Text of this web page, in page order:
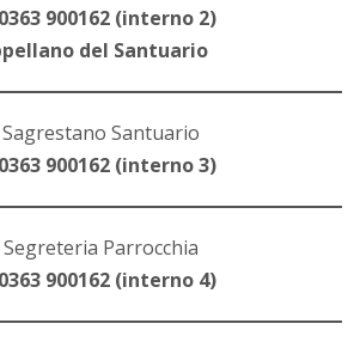
900162 (interno 2)
del Santuario
Sagrestano Santuario
900162 (interno 3)
Segreteria Parrocchia
900162 (interno 4)